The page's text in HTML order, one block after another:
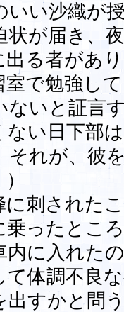
い沙織が
状が届き、
る者があ
室で勉強し
ないと証言
い日下部
それが、彼
刺された
乗ったとこ
内に入れた
体調不良
出すかと問